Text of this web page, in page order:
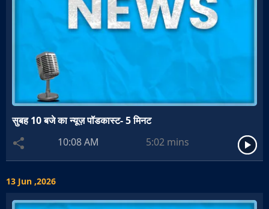
सुबह 10 बजे का न्यूज़ पॉडकास्ट- 5 मिनट
10:08 AM
5:02 mins
13 Jun ,2026